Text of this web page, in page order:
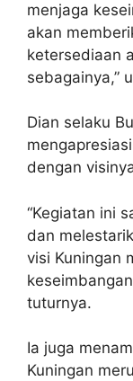
menjaga
akan
ketersediaan
sebagainya,”
Dian selaku
dengan
“Kegiatan ini
dan
visi Kuningan
tuturnya.
Ia juga
Kuningan